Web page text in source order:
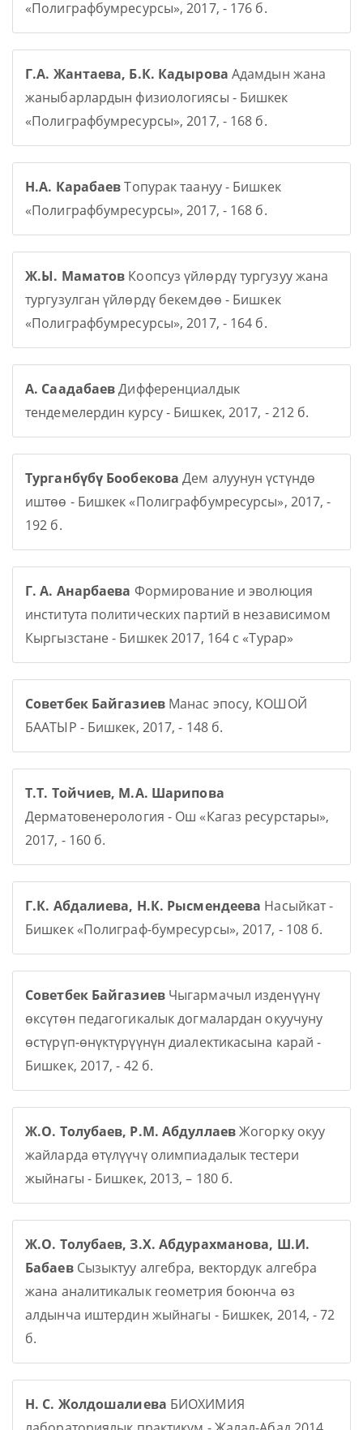
«Полиграфбумресурсы», 2017, - 176 б.
Г.А. Жантаева, Б.К. Кадырова Адамдын жана
жаныбарлардын физиологиясы - Бишкек
«Полиграфбумресурсы», 2017, - 168 б.
Н.А. КарабаевТопурак таануу - Бишкек
«Полиграфбумресурсы», 2017, - 168 б.
Ж.Ы. Маматов Коопсуз үйлөрдү тургузуу жана
тургузулган үйлөрдү бекемдөө - Бишкек
«Полиграфбумресурсы», 2017, - 164 б.
А. СаадабаевДифференциалдык
тендемелердин курсу - Бишкек, 2017, - 212 б.
Турганбүбү Бообекова Дем алуунун үстүндө
иштөө - Бишкек «Полиграфбумресурсы», 2017, -
192 б.
Г. А. Анарбаева Формирование и эволюция
института политических партий в независимом
Кыргызстане - Бишкек 2017, 164 с «Турар»
Советбек БайгазиевМанас эпосу, КОШОЙ
БААТЫР - Бишкек, 2017, - 148 б.
Т.Т. Тойчиев, М.А. Шарипова
Дерматовенерология - Ош «Кагаз ресурстары»,
2017, - 160 б.
Г.К. Абдалиева, Н.К. Рысмендеева Насыйкат -
Бишкек «Полиграф-бумресурсы», 2017, - 108 б.
Советбек БайгазиевЧыгармачыл изденүүнү
өксүтөн педагогикалык догмалардан окуучуну
өстүрүп-өнүктүрүүнүн диалектикасына карай -
Бишкек, 2017, - 42 б.
Ж.О. Толубаев, Р.М. АбдуллаевЖогорку окуу
жайларда өтүлүүчү олимпиадалык тестери
жыйнагы - Бишкек, 2013, – 180 б.
Ж.О. Толубаев, З.Х. Абдурахманова, Ш.И.
БабаевСызыктуу алгебра, вектордук алгебра
жана аналитикалык геометрия боюнча өз
алдынча иштердин жыйнагы - Бишкек, 2014, - 72
б.
Н. С. Жолдошалиева БИОХИМИЯ